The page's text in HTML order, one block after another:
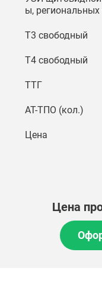
ы, региональных
T3 свободный
T4 свободный
ТТГ
АТ-ТПО (кол.)
Цена
Цена